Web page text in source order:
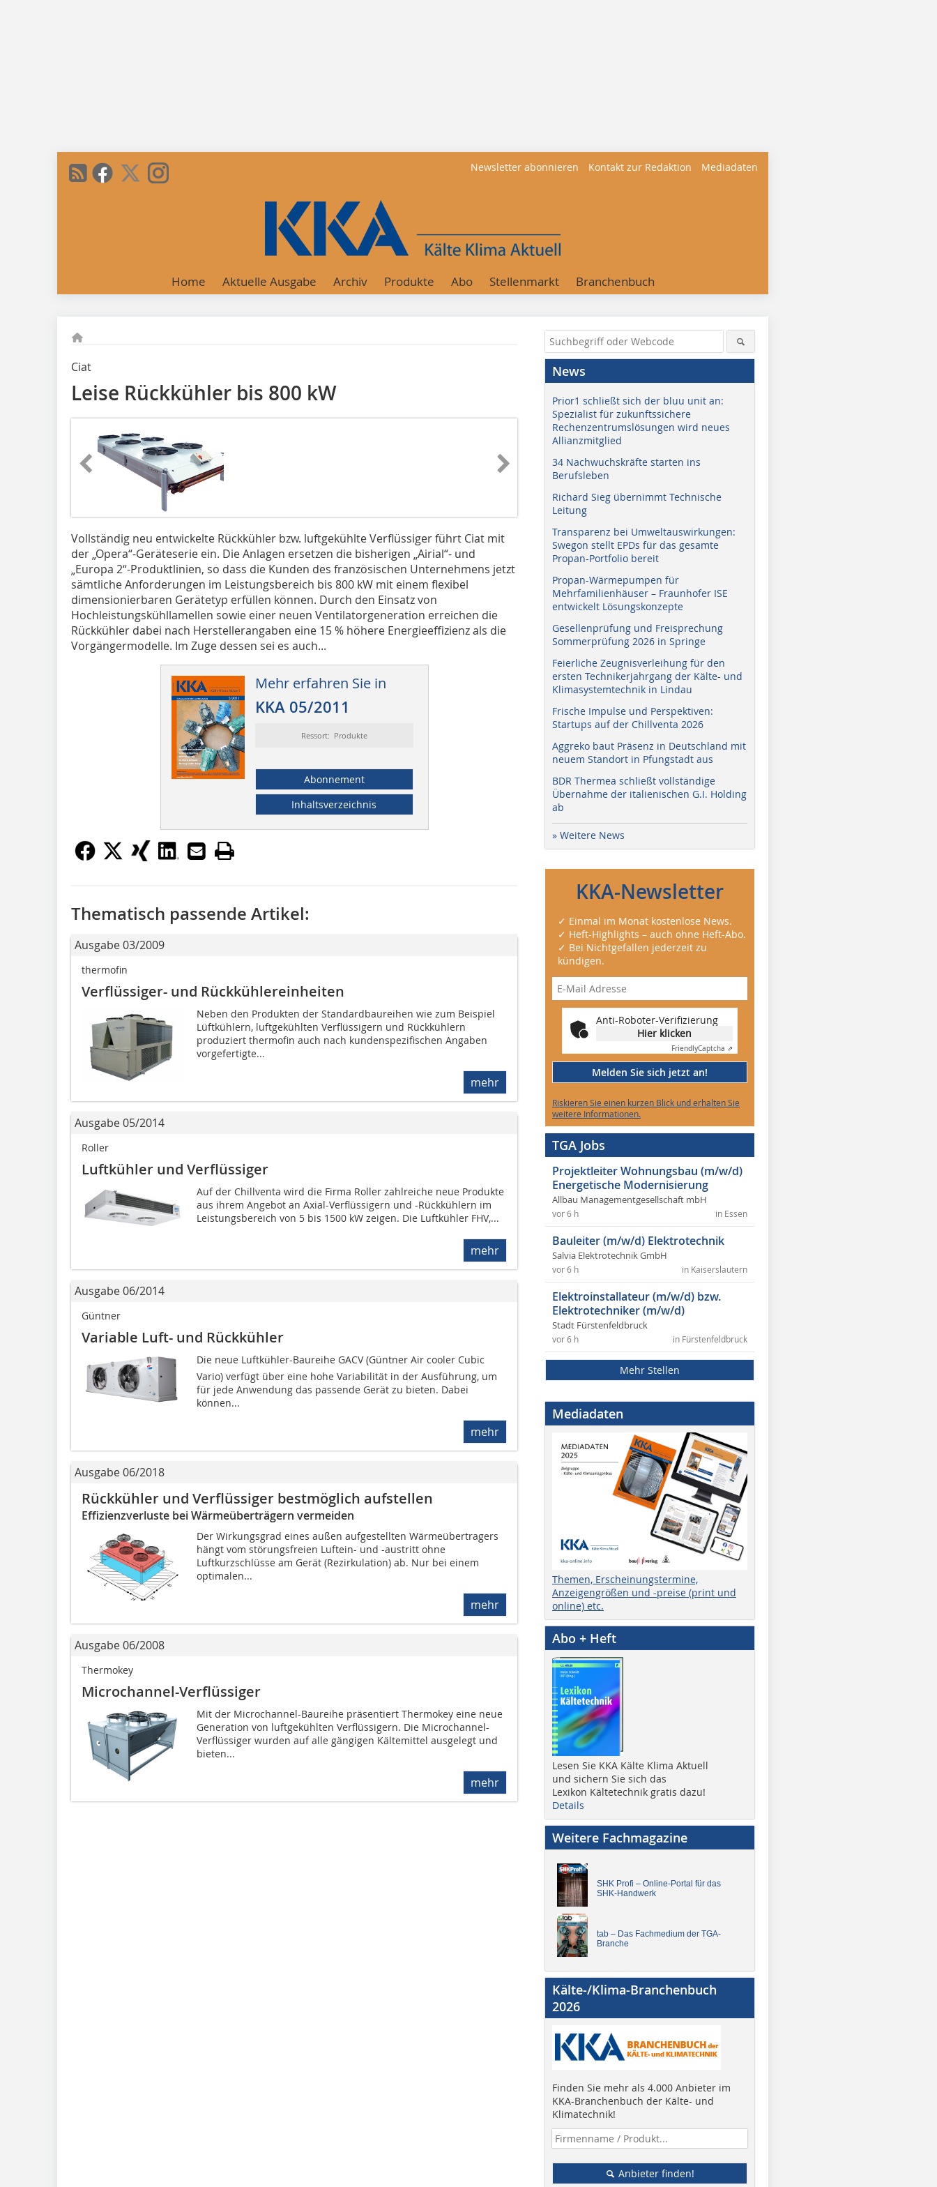
Newsletter abonnieren Kontakt zur Redaktion Mediadaten
Home Aktuelle Ausgabe Archiv Produkte Abo Stellenmarkt Branchenbuch
Ciat
Leise Rückkühler bis 800 kW
Vollständig neu entwickelte Rückkühler bzw. luftgekühlte Verflüssiger führt Ciat mit
der „Opera“-Geräteserie ein. Die Anlagen ersetzen die bisherigen „Airial“- und
„Europa 2“-Produktlinien, so dass die Kunden des französischen Unternehmens jetzt
sämtliche Anforderungen im Leistungsbereich bis 800 kW mit einem flexibel
dimensionierbaren Gerätetyp erfüllen können. Durch den Einsatz von
Hochleistungskühllamellen sowie einer neuen Ventilatorgeneration erreichen die
Rückkühler dabei nach Herstellerangaben eine 15 % höhere Energieeffizienz als die
Vorgängermodelle. Im Zuge dessen sei es auch...
Mehr erfahren Sie in
KKA 05/2011
Ressort: Produkte
Abonnement
Inhaltsverzeichnis
Thematisch passende Artikel:
Ausgabe 03/2009
thermofin
Verflüssiger- und Rückkühlereinheiten
Neben den Produkten der Standardbaureihen wie zum Beispiel
Lüftkühlern, luftgekühlten Verflüssigern und Rückkühlern
produziert thermofin auch nach kundenspezifischen Angaben
vorgefertigte...
mehr
Ausgabe 05/2014
Roller
Luftkühler und Verflüssiger
Auf der Chillventa wird die Firma Roller zahlreiche neue Produkte
aus ihrem Angebot an Axial-Verflüssigern und -Rückkühlern im
Leistungsbereich von 5 bis 1500 kW zeigen. Die Luftkühler FHV,...
mehr
Ausgabe 06/2014
Güntner
Variable Luft- und Rückkühler
Die neue Luftkühler-Baureihe GACV (Güntner Air cooler Cubic
Vario) verfügt über eine hohe Variabilität in der Ausführung, um
für jede Anwendung das passende Gerät zu bieten. Dabei
können...
mehr
Ausgabe 06/2018
Rückkühler und Verflüssiger bestmöglich aufstellen
Effizienzverluste bei Wärmeüberträgern vermeiden
Der Wirkungsgrad eines außen aufgestellten Wärmeübertragers
hängt vom störungsfreien Luftein- und -austritt ohne
Luftkurzschlüsse am Gerät (Rezirkulation) ab. Nur bei einem
optimalen...
mehr
Ausgabe 06/2008
Thermokey
Microchannel-Verflüssiger
Mit der Microchannel-Baureihe präsentiert Thermokey eine neue
Generation von luftgekühlten Verflüssigern. Die Microchannel-
Verflüssiger wurden auf alle gängigen Kältemittel ausgelegt und
bieten...
mehr
News
Prior1 schließt sich der bluu unit an:
Spezialist für zukunftssichere
Rechenzentrumslösungen wird neues
Allianzmitglied
34 Nachwuchskräfte starten ins
Berufsleben
Richard Sieg übernimmt Technische
Leitung
Transparenz bei Umweltauswirkungen:
Swegon stellt EPDs für das gesamte
Propan-Portfolio bereit
Propan-Wärmepumpen für
Mehrfamilienhäuser – Fraunhofer ISE
entwickelt Lösungskonzepte
Gesellenprüfung und Freisprechung
Sommerprüfung 2026 in Springe
Feierliche Zeugnisverleihung für den
ersten Technikerjahrgang der Kälte- und
Klimasystemtechnik in Lindau
Frische Impulse und Perspektiven:
Startups auf der Chillventa 2026
Aggreko baut Präsenz in Deutschland mit
neuem Standort in Pfungstadt aus
BDR Thermea schließt vollständige
Übernahme der italienischen G.I. Holding
ab
» Weitere News
KKA-Newsletter
✓ Einmal im Monat kostenlose News.
✓ Heft-Highlights – auch ohne Heft-Abo.
✓ Bei Nichtgefallen jederzeit zu
kündigen.
Anti-Roboter-Verifizierung
Hier klicken
FriendlyCaptcha ⇗
Melden Sie sich jetzt an!
Riskieren Sie einen kurzen Blick und erhalten Sie
weitere Informationen.
TGA Jobs
Projektleiter Wohnungsbau (m/w/d)
Energetische Modernisierung
Allbau Managementgesellschaft mbH
in Essen
vor 6 h
Bauleiter (m/w/d) Elektrotechnik
Salvia Elektrotechnik GmbH
in Kaiserslautern
vor 6 h
Elektroinstallateur (m/w/d) bzw.
Elektrotechniker (m/w/d)
Stadt Fürstenfeldbruck
in Fürstenfeldbruck
vor 6 h
Mehr Stellen
Mediadaten
Themen, Erscheinungstermine,
Anzeigengrößen und -preise (print und
online) etc.
Abo + Heft
Lesen Sie KKA Kälte Klima Aktuell
und sichern Sie sich das
Lexikon Kältetechnik gratis dazu!
Details
Weitere Fachmagazine
SHK Profi – Online-Portal für das
SHK-Handwerk
tab – Das Fachmedium der TGA-
Branche
Kälte-/Klima-Branchenbuch
2026
Finden Sie mehr als 4.000 Anbieter im
KKA-Branchenbuch der Kälte- und
Klimatechnik!
Anbieter finden!